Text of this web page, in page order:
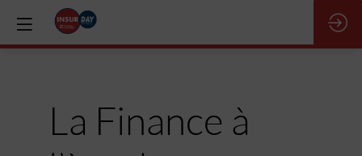
La Finance à